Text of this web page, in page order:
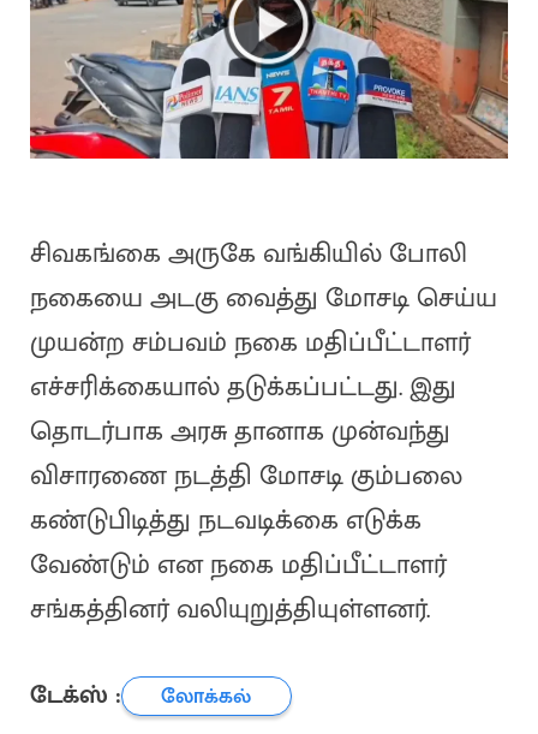
சிவகங்கை அருகே வங்கியில் போலி
நகையை அடகு வைத்து மோசடி செய்ய
முயன்ற சம்பவம் நகை மதிப்பீட்டாளர்
எச்சரிக்கையால் தடுக்கப்பட்டது. இது
தொடர்பாக அரசு தானாக முன்வந்து
விசாரணை நடத்தி மோசடி கும்பலை
கண்டுபிடித்து நடவடிக்கை எடுக்க
வேண்டும் என நகை மதிப்பீட்டாளர்
சங்கத்தினர் வலியுறுத்தியுள்ளனர்.
டேக்ஸ் : லோக்கல்